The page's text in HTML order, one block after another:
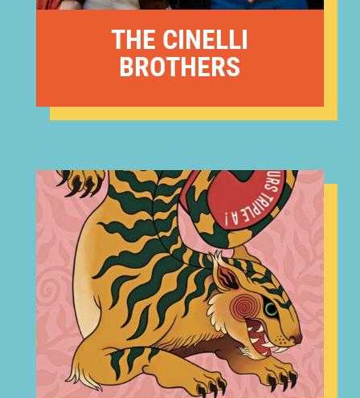
THE CINELLI
BROTHERS